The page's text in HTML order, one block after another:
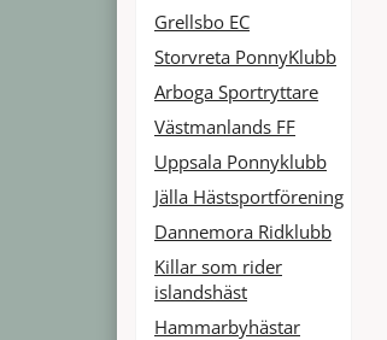
Grellsbo EC
Storvreta PonnyKlubb
Arboga Sportryttare
Västmanlands FF
Uppsala Ponnyklubb
Jälla Hästsportförening
Dannemora Ridklubb
Killar som rider
islandshäst
Hammarbyhästar